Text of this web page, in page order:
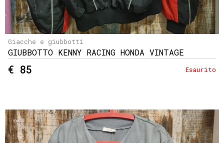
Giacche e giubbotti
GIUBBOTTO KENNY RACING HONDA VINTAGE
€ 85 Esaurito